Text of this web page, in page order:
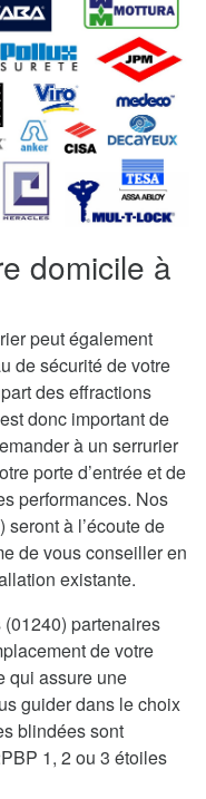
domicile à
peut également
de sécurité de votre
des effractions
donc important de
à un serrurier
porte d’entrée et de
performances. Nos
à l’écoute de
de vous conseiller en
existante.
partenaires
de votre
qui assure une
guider dans le choix
blindées sont
1, 2 ou 3 étoiles